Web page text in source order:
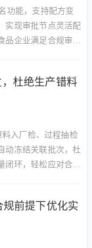
功能，支持配方变
实现审批节点灵活配
企业满足合规审计
杜绝生产错料
入厂检、过程抽检
动冻结关联批次，杜
环，轻松应对合规
前提下优化实